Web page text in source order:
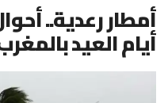
أمطار رعدية..
أيام العيد